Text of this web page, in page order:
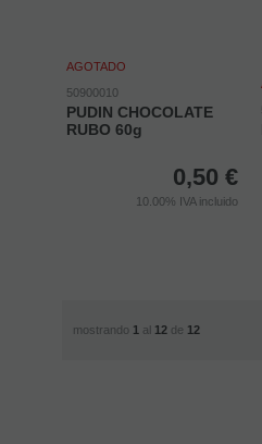
AGOTADO
50900010
PUDIN CHOCOLATE
RUBO 60g
0,50 €
10.00% IVA incluido
mostrando 1 al 12 de 12